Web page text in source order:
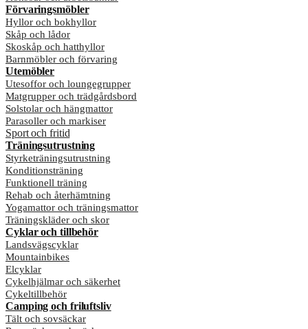
Förvaringsmöbler
Hyllor och bokhyllor
Skåp och lådor
Skoskåp och hatthyllor
Barnmöbler och förvaring
Utemöbler
Utesoffor och loungegrupper
Matgrupper och trädgårdsbord
Solstolar och hängmattor
Parasoller och markiser
Sport och fritid
Träningsutrustning
Styrketräningsutrustning
Konditionsträning
Funktionell träning
Rehab och återhämtning
Yogamattor och träningsmattor
Träningskläder och skor
Cyklar och tillbehör
Landsvägscyklar
Mountainbikes
Elcyklar
Cykelhjälmar och säkerhet
Cykeltillbehör
Camping och friluftsliv
Tält och sovsäckar